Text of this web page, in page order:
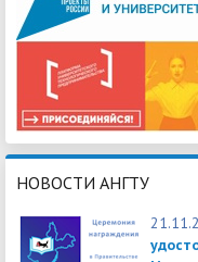
НОВОСТИ АНГТУ